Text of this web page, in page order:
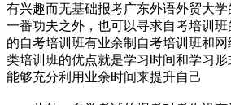
有兴趣而无基础报考广东外语外贸大
一番功夫之外，也可以寻求自考培训
的自考培训班有业余制自考培训班和
类培训班的优点就是学习时间和学习
能够充分利用业余时间来提升自己